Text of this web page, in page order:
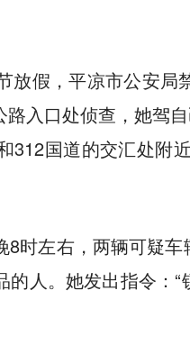
放假，平凉市公安
入口处侦查，她驾
312国道的交汇处附
时左右，两辆可疑
人。她发出指令：